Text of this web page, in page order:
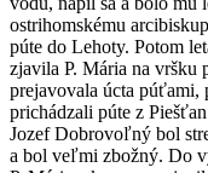
ostrihomskému
púte do Lehoty. Potom
zjavila P. Mária na vršku
prejavovala úcta púťami,
prichádzali púte z
Jozef Dobrovoľný bol
a bol veľmi zbožný. Do